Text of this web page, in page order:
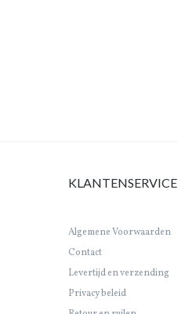
KLANTENSERVICE
Algemene Voorwaarden
Contact
Levertijd en verzending
Privacy beleid